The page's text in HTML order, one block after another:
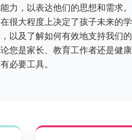
力，以表达他们的思想和需求。
很大程度上决定了孩子未来的学
以及了解如何有效地支持我们的
您是家长、教育工作者还是健康
必要工具。